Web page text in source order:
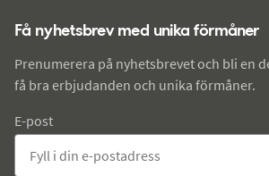
Få nyhetsbrev med unika förmåner
Prenumerera på nyhetsbrevet och bli en
få bra erbjudanden och unika förmåner.
E-post